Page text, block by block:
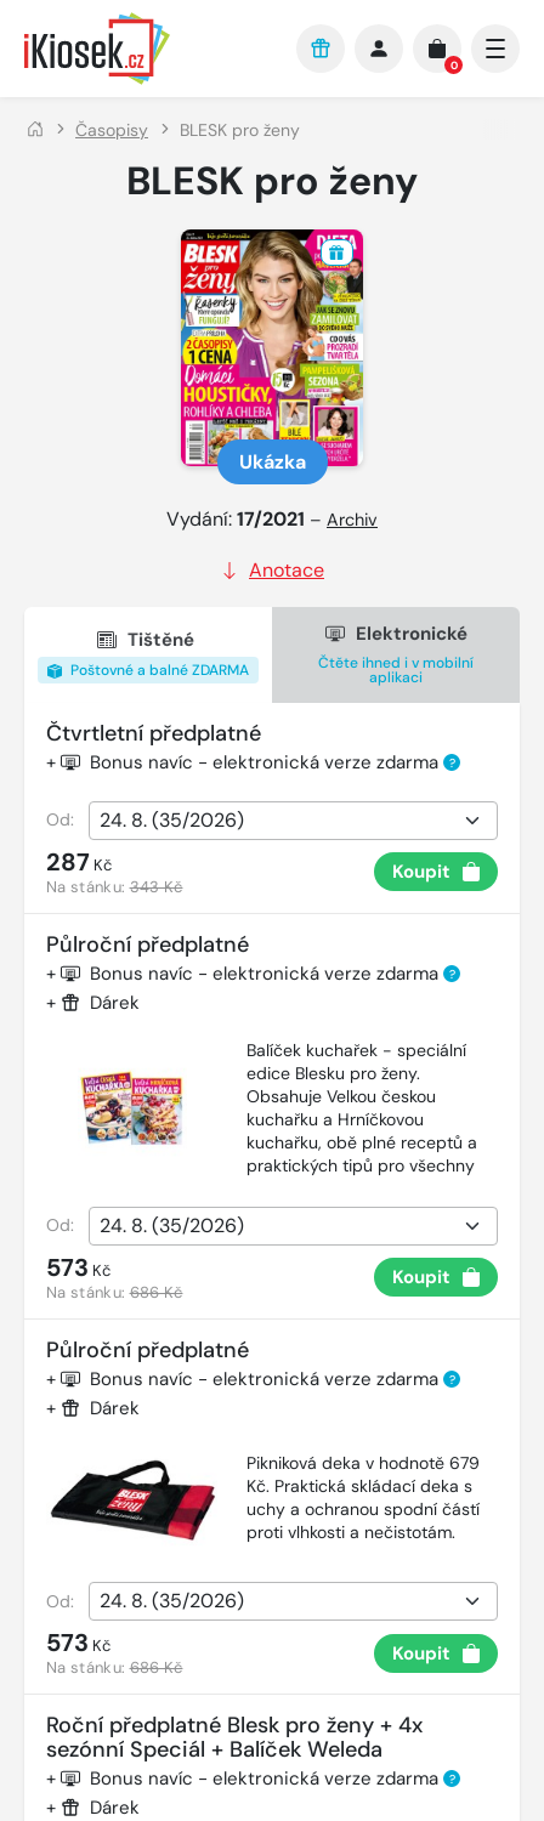
Přejít na hlavní obsah
0
Časopisy BLESK pro ženy
BLESK pro ženy
Ukázka
Vydání:17/2021 – Archiv
Anotace
Tištěné
Poštovné a balné ZDARMA
Elektronické
Čtěte ihned i v mobilní
aplikaci
Čtvrtletní předplatné
+ Bonus navíc - elektronická verze zdarma ?
Od:
287 Kč
Na stánku:343 Kč
Koupit
Půlroční předplatné
+ Bonus navíc - elektronická verze zdarma ?
+ Dárek
Balíček kuchařek - speciální
edice Blesku pro ženy.
Obsahuje Velkou českou
kuchařku a Hrníčkovou
kuchařku, obě plné receptů a
praktických tipů pro všechny
Od:
573 Kč
Na stánku:686 Kč
Koupit
Půlroční předplatné
+ Bonus navíc - elektronická verze zdarma ?
+ Dárek
Pikniková deka v hodnotě 679
Kč. Praktická skládací deka s
uchy a ochranou spodní částí
proti vlhkosti a nečistotám.
Od:
573 Kč
Na stánku:686 Kč
Koupit
Roční předplatné Blesk pro ženy + 4x
sezónní Speciál + Balíček Weleda
+ Bonus navíc - elektronická verze zdarma ?
+ Dárek